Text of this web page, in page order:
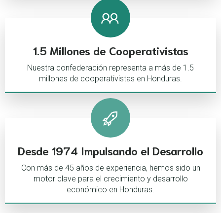
1.5 Millones de Cooperativistas
Nuestra confederación representa a más de 1.5
millones de cooperativistas en Honduras.
Desde 1974 Impulsando el Desarrollo
Con más de 45 años de experiencia, hemos sido un
motor clave para el crecimiento y desarrollo
económico en Honduras.